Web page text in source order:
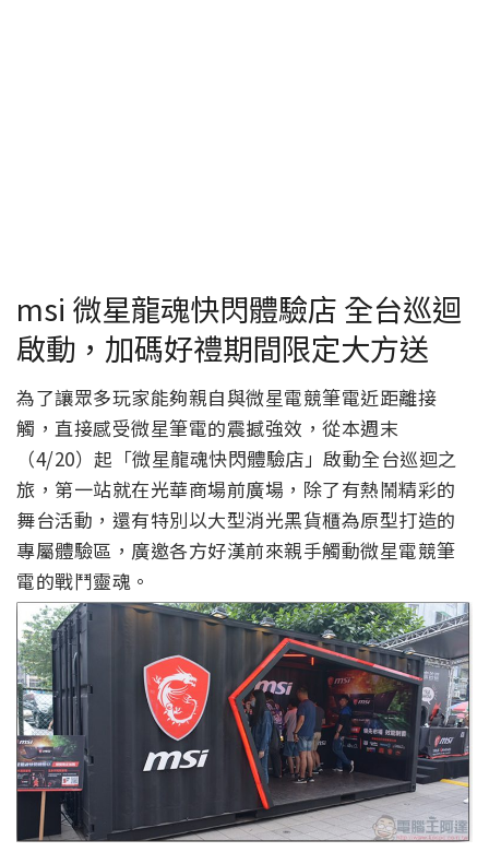
msi 微星龍魂快閃體驗店 全台巡迴
啟動，加碼好禮期間限定大方送
為了讓眾多玩家能夠親自與微星電競筆電近距離接
觸，直接感受微星筆電的震撼強效，從本週末
（4/20）起「微星龍魂快閃體驗店」啟動全台巡迴之
旅，第一站就在光華商場前廣場，除了有熱鬧精彩的
舞台活動，還有特別以大型消光黑貨櫃為原型打造的
專屬體驗區，廣邀各方好漢前來親手觸動微星電競筆
電的戰鬥靈魂。